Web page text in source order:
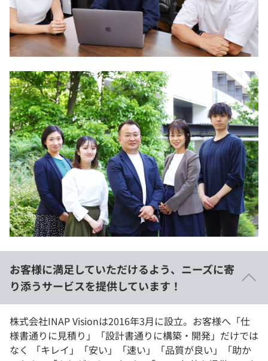
お客様に満足していただけるよう、ニーズに寄
り添うサービスを提供しています！
株式会社INAP Visionは2016年3月に設立。お客様へ「仕
様書通りに見積り」「設計書通りに構築・開発」だけでは
なく 「キレイ」「安い」「速い」「品質が良い」「助か